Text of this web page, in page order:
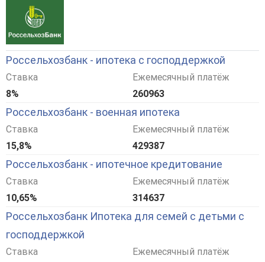
Россельхозбанк - ипотека с господдержкой
Ставка
8%
Ежемесячный платёж
260963
Россельхозбанк - военная ипотека
Ставка
15,8%
Ежемесячный платёж
429387
Россельхозбанк - ипотечное кредитование
Ставка
10,65%
Ежемесячный платёж
314637
Россельхозбанк Ипотека для семей с детьми с
господдержкой
Ставка
Ежемесячный платёж